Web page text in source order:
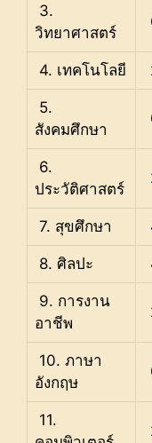
3.
วิทยาศาสตร์
4. เทคโนโลยี
5.
สังคมศึกษา
6.
ประวัติศาสตร์
7. สุขศึกษา
8. ศิลปะ
9. การงาน
อาชีพ
10. ภาษา
อังกฤษ
11.